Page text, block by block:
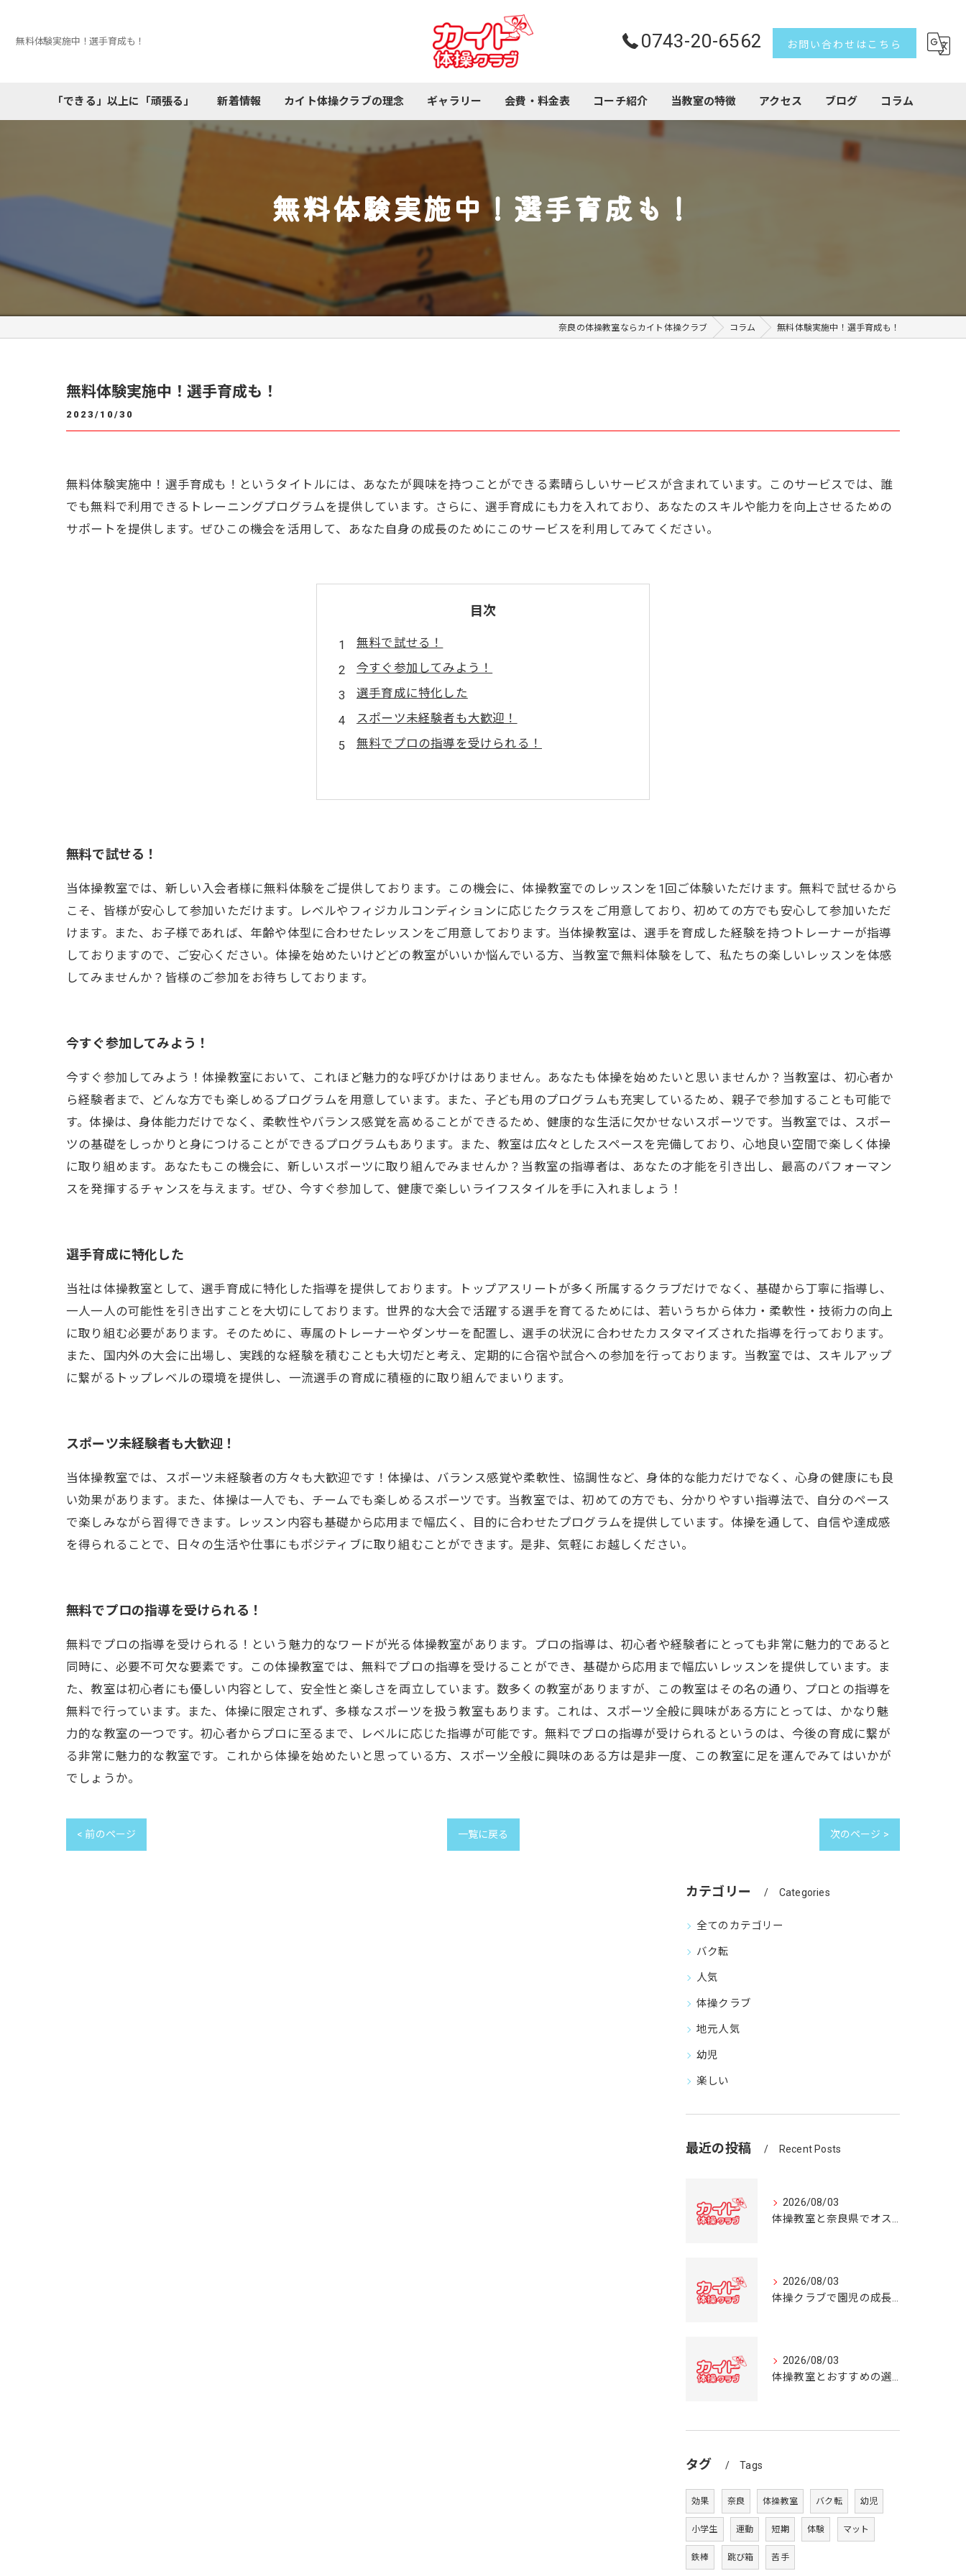
無料体験実施中！選手育成も！ 0743-20-6562 お問い合わせはこちら
「できる」以上に「頑張る」 新着情報 カイト体操クラブの理念 ギャラリー 会費・料金表 コーチ紹介 当教室の特徴
トランポリン
アクセス ブログ コラム
無料体験実施中！選手育成も！
奈良の体操教室ならカイト体操クラブ コラム 無料体験実施中！選手育成も！
無料体験実施中！選手育成も！
2023/10/30
無料体験実施中！選手育成も！というタイトルには、あなたが興味を持つことができる素晴らしいサービスが含まれています。このサービスでは、誰
でも無料で利用できるトレーニングプログラムを提供しています。さらに、選手育成にも力を入れており、あなたのスキルや能力を向上させるための
サポートを提供します。ぜひこの機会を活用して、あなた自身の成長のためにこのサービスを利用してみてください。
目次
無料で試せる！
今すぐ参加してみよう！
選手育成に特化した
スポーツ未経験者も大歓迎！
無料でプロの指導を受けられる！
無料で試せる！
当体操教室では、新しい入会者様に無料体験をご提供しております。この機会に、体操教室でのレッスンを1回ご体験いただけます。無料で試せるから
こそ、皆様が安心して参加いただけます。レベルやフィジカルコンディションに応じたクラスをご用意しており、初めての方でも安心して参加いただ
けます。また、お子様であれば、年齢や体型に合わせたレッスンをご用意しております。当体操教室は、選手を育成した経験を持つトレーナーが指導
しておりますので、ご安心ください。体操を始めたいけどどの教室がいいか悩んでいる方、当教室で無料体験をして、私たちの楽しいレッスンを体感
してみませんか？皆様のご参加をお待ちしております。
今すぐ参加してみよう！
今すぐ参加してみよう！体操教室において、これほど魅力的な呼びかけはありません。あなたも体操を始めたいと思いませんか？当教室は、初心者か
ら経験者まで、どんな方でも楽しめるプログラムを用意しています。また、子ども用のプログラムも充実しているため、親子で参加することも可能で
す。体操は、身体能力だけでなく、柔軟性やバランス感覚を高めることができるため、健康的な生活に欠かせないスポーツです。当教室では、スポー
ツの基礎をしっかりと身につけることができるプログラムもあります。また、教室は広々としたスペースを完備しており、心地良い空間で楽しく体操
に取り組めます。あなたもこの機会に、新しいスポーツに取り組んでみませんか？当教室の指導者は、あなたの才能を引き出し、最高のパフォーマン
スを発揮するチャンスを与えます。ぜひ、今すぐ参加して、健康で楽しいライフスタイルを手に入れましょう！
選手育成に特化した
当社は体操教室として、選手育成に特化した指導を提供しております。トップアスリートが多く所属するクラブだけでなく、基礎から丁寧に指導し、
一人一人の可能性を引き出すことを大切にしております。世界的な大会で活躍する選手を育てるためには、若いうちから体力・柔軟性・技術力の向上
に取り組む必要があります。そのために、専属のトレーナーやダンサーを配置し、選手の状況に合わせたカスタマイズされた指導を行っております。
また、国内外の大会に出場し、実践的な経験を積むことも大切だと考え、定期的に合宿や試合への参加を行っております。当教室では、スキルアップ
に繋がるトップレベルの環境を提供し、一流選手の育成に積極的に取り組んでまいります。
スポーツ未経験者も大歓迎！
当体操教室では、スポーツ未経験者の方々も大歓迎です！体操は、バランス感覚や柔軟性、協調性など、身体的な能力だけでなく、心身の健康にも良
い効果があります。また、体操は一人でも、チームでも楽しめるスポーツです。当教室では、初めての方でも、分かりやすい指導法で、自分のペース
で楽しみながら習得できます。レッスン内容も基礎から応用まで幅広く、目的に合わせたプログラムを提供しています。体操を通して、自信や達成感
を得られることで、日々の生活や仕事にもポジティブに取り組むことができます。是非、気軽にお越しください。
無料でプロの指導を受けられる！
無料でプロの指導を受けられる！という魅力的なワードが光る体操教室があります。プロの指導は、初心者や経験者にとっても非常に魅力的であると
同時に、必要不可欠な要素です。この体操教室では、無料でプロの指導を受けることができ、基礎から応用まで幅広いレッスンを提供しています。ま
た、教室は初心者にも優しい内容として、安全性と楽しさを両立しています。数多くの教室がありますが、この教室はその名の通り、プロとの指導を
無料で行っています。また、体操に限定されず、多様なスポーツを扱う教室もあります。これは、スポーツ全般に興味がある方にとっては、かなり魅
力的な教室の一つです。初心者からプロに至るまで、レベルに応じた指導が可能です。無料でプロの指導が受けられるというのは、今後の育成に繋が
る非常に魅力的な教室です。これから体操を始めたいと思っている方、スポーツ全般に興味のある方は是非一度、この教室に足を運んでみてはいかが
でしょうか。
< 前のページ 一覧に戻る 次のページ >
カテゴリー Categories
全てのカテゴリー
バク転
人気
体操クラブ
地元人気
幼児
楽しい
最近の投稿 Recent Posts
2026/08/03
体操教室と奈良県でオススメの体操クラブ選び方ガイド
2026/08/03
体操クラブで園児の成長を育む奈良県の体操教室選びガイド
2026/08/03
体操教室とおすすめの選び方を奈良県の体操クラブ事情から詳しく解説
タグ Tags
効果 奈良 体操教室 バク転 幼児
小学生 運動 短期 体験 マット
鉄棒 跳び箱 苦手